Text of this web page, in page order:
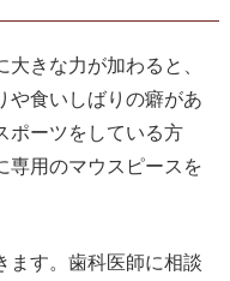
きな力が加わると、
や食いしばりの癖があ
ポーツをしている方
専用のマウスピースを
ます。歯科医師に相談